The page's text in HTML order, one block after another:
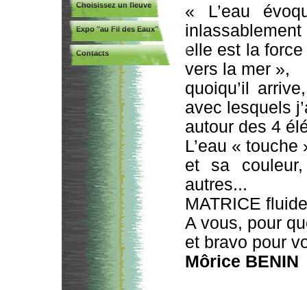
Choisissez un fleuve
Expo "au Fil des Eaux"
Contacts
« L’eau
inlassablement
elle est la
vers la mer »,
quoiqu’il
avec lesquels
autour des 4
L’eau «
et sa
autres...
MATRICE
A vous, pour
et bravo pour
Môrice BENIN